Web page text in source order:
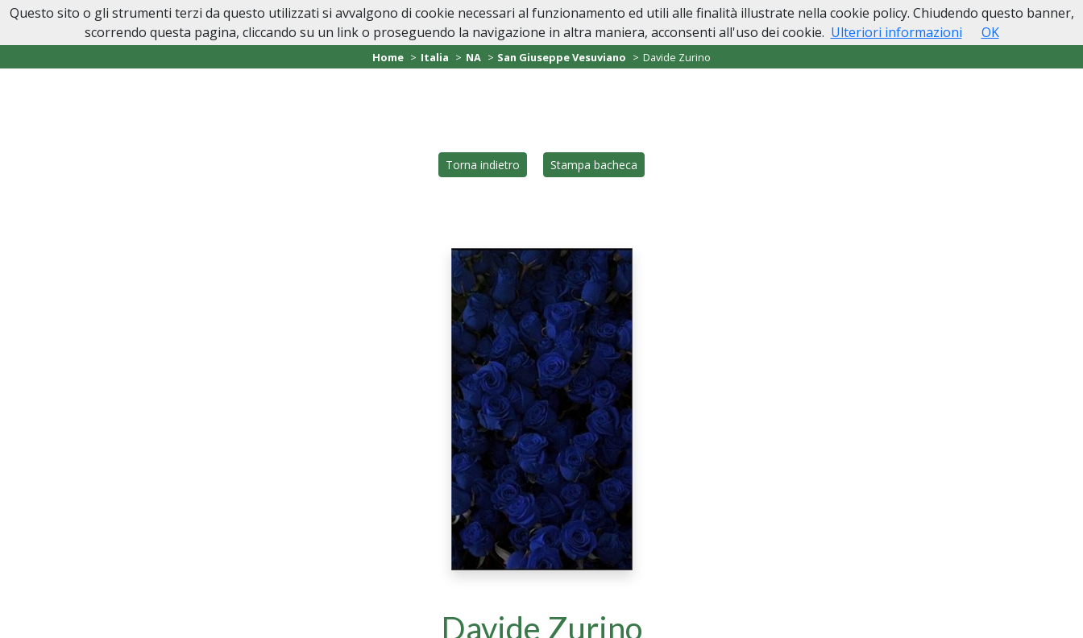
Onoranze Funebri Sarmino Home Casa Funeraria In Caso di Decesso Lutti Personaggi Pubblici Contatti
Home Italia NA San Giuseppe Vesuviano Davide Zurino
Torna indietro Stampa bacheca
Davide Zurino
Questo sito o gli strumenti terzi da questo utilizzati si avvalgono di cookie necessari al funzionamento ed utili alle finalità illustrate nella cookie policy. Chiudendo questo banner,
scorrendo questa pagina, cliccando su un link o proseguendo la navigazione in altra maniera, acconsenti all'uso dei cookie. Ulteriori informazioni OK